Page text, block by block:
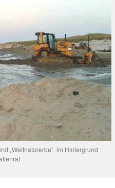
„Weltnaturerbe“, im Hintergrund